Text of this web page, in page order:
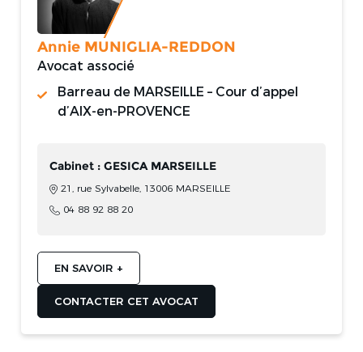
Annie MUNIGLIA-REDDON
Avocat associé
Barreau de MARSEILLE – Cour d’appel
d’AIX-en-PROVENCE
Cabinet : GESICA MARSEILLE
21, rue Sylvabelle, 13006 MARSEILLE
04 88 92 88 20
EN SAVOIR +
CONTACTER CET AVOCAT